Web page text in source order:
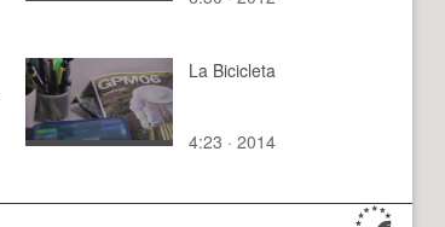
La Bicicleta
4:23 · 2014